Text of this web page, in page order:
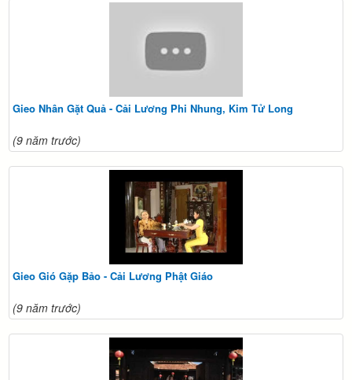
Gieo Nhân Gặt Quả - Cải Lương Phi Nhung, Kim Tử Long
(9 năm trước)
Gieo Gió Gặp Bảo - Cải Lương Phật Giáo
(9 năm trước)